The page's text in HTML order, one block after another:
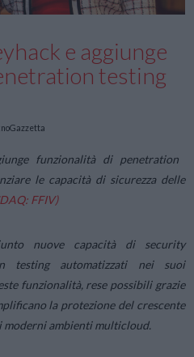
e aggiunge
testing
funzionalità di penetration
le capacità di sicurezza delle
FFIV)
nuove capacità di security
testing automatizzati nei suoi
funzionalità, rese possibili grazie
la protezione del crescente
moderni ambienti multicloud.